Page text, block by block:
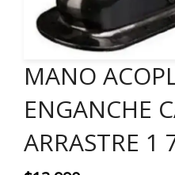
MANO
ENGANCHE
ARRASTRE 1